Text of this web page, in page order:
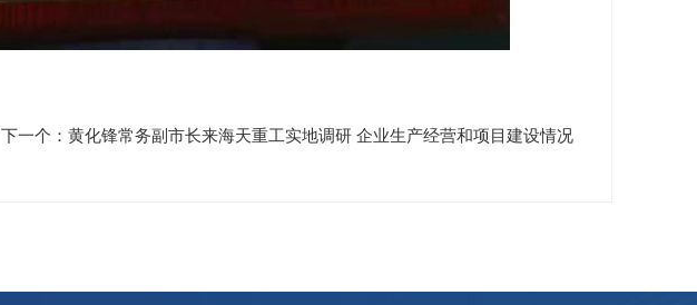
下一个：黄化锋常务副市长来海天重工实地调研 企业生产经营和项目建设情况